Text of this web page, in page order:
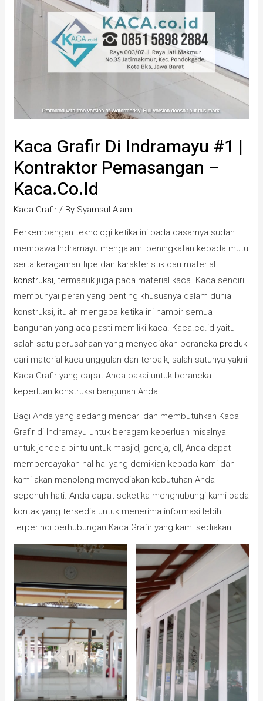
Kaca Grafir Di Indramayu #1 |
Kontraktor Pemasangan –
Kaca.co.id
Kaca Grafir / By Syamsul Alam
Perkembangan teknologi ketika ini pada dasarnya sudah
membawa Indramayu mengalami peningkatan kepada mutu
serta keragaman tipe dan karakteristik dari material
konstruksi, termasuk juga pada material kaca. Kaca sendiri
mempunyai peran yang penting khususnya dalam dunia
konstruksi, itulah mengapa ketika ini hampir semua
bangunan yang ada pasti memiliki kaca. Kaca.co.id yaitu
salah satu perusahaan yang menyediakan beraneka produk
dari material kaca unggulan dan terbaik, salah satunya yakni
Kaca Grafir yang dapat Anda pakai untuk beraneka
keperluan konstruksi bangunan Anda.
Bagi Anda yang sedang mencari dan membutuhkan Kaca
Grafir di Indramayu untuk beragam keperluan misalnya
untuk jendela pintu untuk masjid, gereja, dll, Anda dapat
mempercayakan hal hal yang demikian kepada kami dan
kami akan menolong menyediakan kebutuhan Anda
sepenuh hati. Anda dapat seketika menghubungi kami pada
kontak yang tersedia untuk menerima informasi lebih
terperinci berhubungan Kaca Grafir yang kami sediakan.